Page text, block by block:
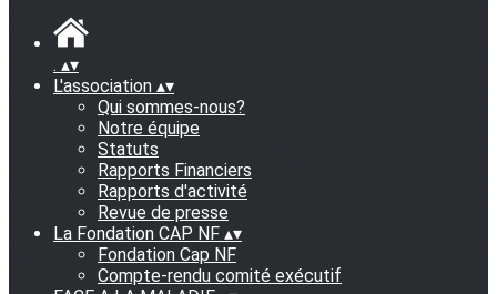
. ▴▾
L'association ▴▾
Qui sommes-nous?
Notre équipe
Statuts
Rapports Financiers
Rapports d'activité
Revue de presse
La Fondation CAP NF ▴▾
Fondation Cap NF
Compte-rendu comité exécutif